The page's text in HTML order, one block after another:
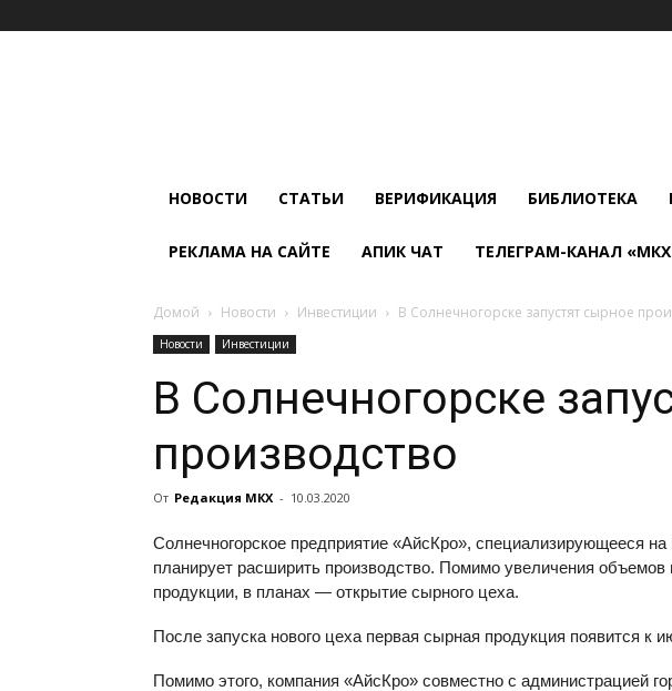
НОВОСТИ СТАТЬИ ВЕРИФИКАЦИЯ БИБЛИОТЕКА
РЕКЛАМА НА САЙТЕ АПИК ЧАТ ТЕЛЕГРАМ-КАНАЛ
Домой Новости Инвестиции В Солнечногорске запустят сырное
Новости Инвестиции
В Солнечногорске
производство
От Редакция МКХ - 10.03.2020
Солнечногорское предприятие «АйсКро», специализирующееся на
планирует расширить производство. Помимо увеличения
продукции, в планах — открытие сырного цеха.
После запуска нового цеха первая сырная продукция появится к
Помимо этого, компания «АйсКро» совместно с администрацией